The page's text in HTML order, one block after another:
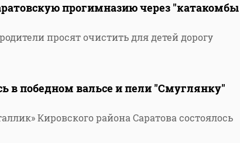
прогимназию через
просят очистить для детей дорогу
в победном вальсе и пели "Смуглянку"
Кировского района Саратова состоялось